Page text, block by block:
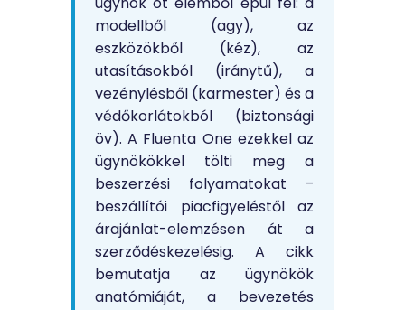
modellből (agy), az
eszközökből (kéz), az
utasításokból (iránytű), a
vezénylésből (karmester) és a
védőkorlátokból (biztonsági
öv). A Fluenta One ezekkel az
ügynökökkel tölti meg a
beszerzési folyamatokat –
beszállítói piacfigyeléstől az
árajánlat-elemzésen át a
szerződéskezelésig. A cikk
bemutatja az ügynökök
anatómiáját, a bevezetés